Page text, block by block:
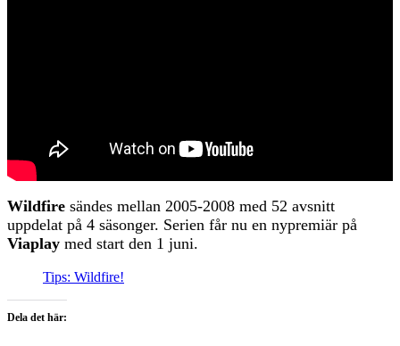
Wildfire sändes mellan 2005-2008 med 52 avsnitt
uppdelat på 4 säsonger. Serien får nu en nypremiär på
Viaplay med start den 1 juni.
Tips: Wildfire!
Dela det här: